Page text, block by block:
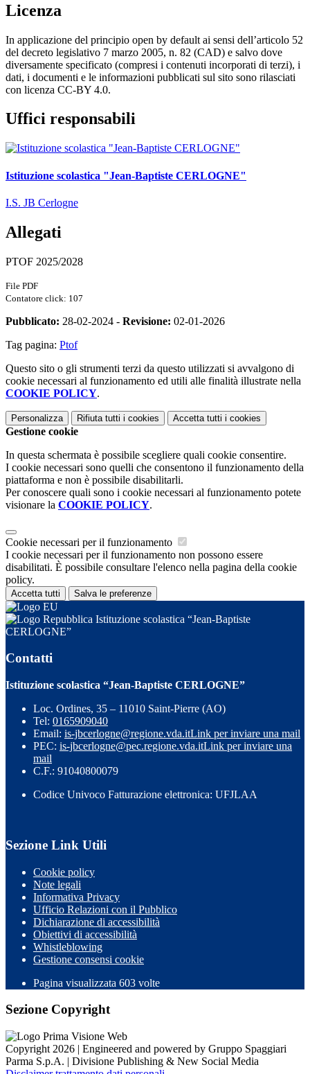
Licenza
In applicazione del principio open by default ai sensi dell’articolo 52
del decreto legislativo 7 marzo 2005, n. 82 (CAD) e salvo dove
diversamente specificato (compresi i contenuti incorporati di terzi), i
dati, i documenti e le informazioni pubblicati sul sito sono rilasciati
con licenza CC-BY 4.0.
Uffici responsabili
Istituzione scolastica "Jean-Baptiste CERLOGNE"
I.S. JB Cerlogne
Allegati
PTOF 2025/2028
File PDF
Contatore click: 107
Pubblicato: 28-02-2024 - Revisione: 02-01-2026
Tag pagina: Ptof
Questo sito o gli strumenti terzi da questo utilizzati si avvalgono di
cookie necessari al funzionamento ed utili alle finalità illustrate nella
COOKIE POLICY.
Personalizza Rifiuta tutti i cookies Accetta tutti i cookies
Gestione cookie
In questa schermata è possibile scegliere quali cookie consentire.
I cookie necessari sono quelli che consentono il funzionamento della
piattaforma e non è possibile disabilitarli.
Per conoscere quali sono i cookie necessari al funzionamento potete
visionare la COOKIE POLICY.
Cookie necessari per il funzionamento
I cookie necessari per il funzionamento non possono essere
disabilitati. È possibile consultare l'elenco nella pagina della cookie
policy.
Accetta tutti Salva le preferenze
Istituzione scolastica “Jean-Baptiste
CERLOGNE”
Contatti
Istituzione scolastica “Jean-Baptiste CERLOGNE”
Loc. Ordines, 35 – 11010 Saint-Pierre (AO)
Tel: 0165909040
Email: is-jbcerlogne@regione.vda.itLink per inviare una mail
PEC: is-jbcerlogne@pec.regione.vda.itLink per inviare una
mail
C.F.: 91040800079
Codice Univoco Fatturazione elettronica: UFJLAA
Sezione Link Utili
Cookie policy
Note legali
Informativa Privacy
Ufficio Relazioni con il Pubblico
Dichiarazione di accessibilità
Obiettivi di accessibilità
Whistleblowing
Gestione consensi cookie
Pagina visualizzata 603 volte
Sezione Copyright
Copyright 2026 | Engineered and powered by Gruppo Spaggiari
Parma S.p.A. | Divisione Publishing & New Social Media